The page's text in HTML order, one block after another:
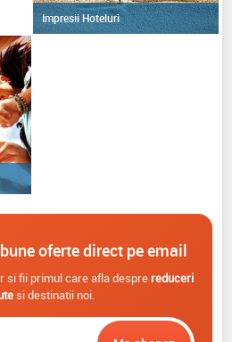
Impresii Hoteluri
oferte direct pe email
si fii primul care afla despre reduceri
si destinatii noi.